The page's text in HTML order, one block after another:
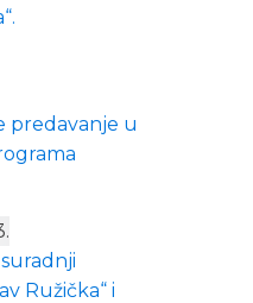
predavanje u
Ružička“ i